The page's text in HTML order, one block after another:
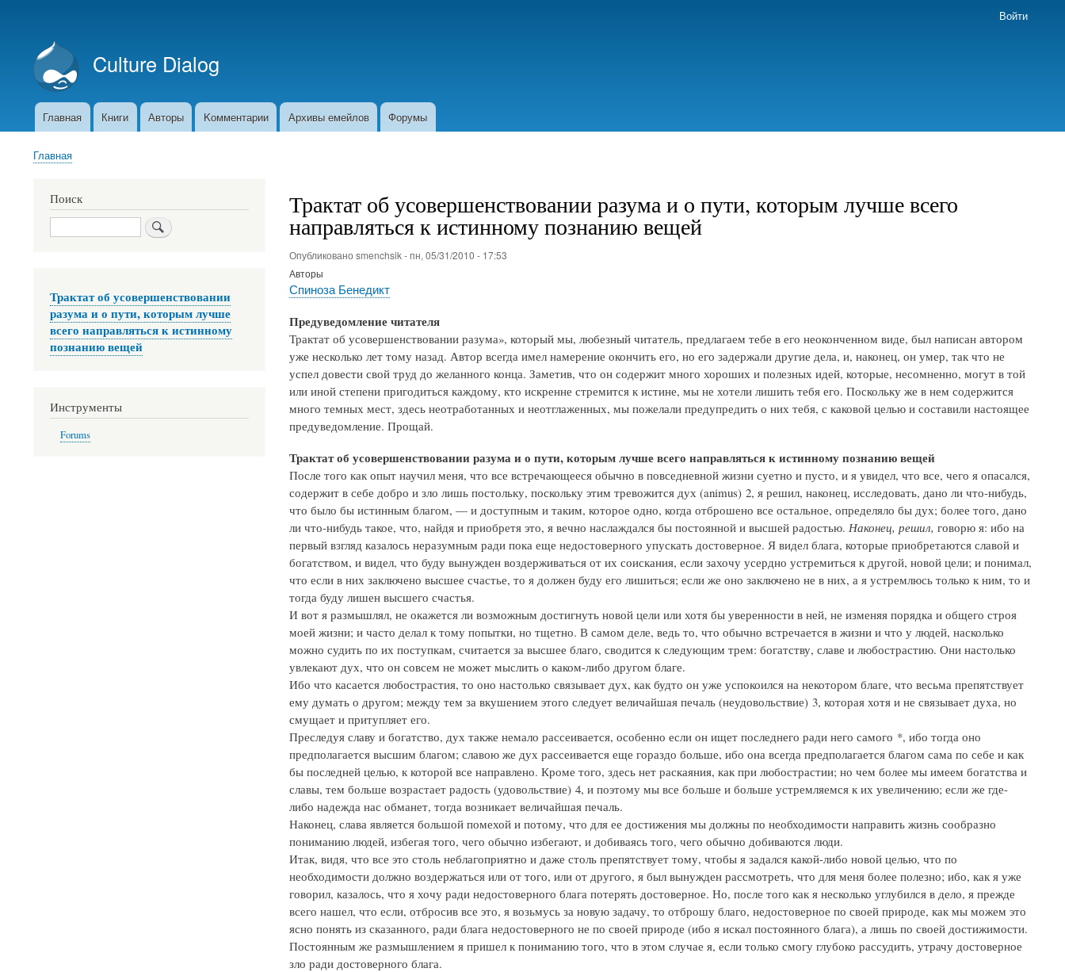
учётной
записи
пользователя
Войти
Culture Dialog
Основная
Главная Книги Авторы Kомментарии Архивы емейлов Форумы
Строка
Главная
Трактат об усовершенствовании разума и о пути, которым лучше всего
направляться к истинному познанию вещей
Опубликовано smenchsik-пн, 05/31/2010 - 17:53
Авторы
Спиноза Бенедикт
Предуведомление читателя
Трактат об усовершенствовании разума», который мы, любезный читатель, предлагаем тебе в его неоконченном виде, был написан автором
уже несколько лет тому назад. Автор всегда имел намерение окончить его, но его задержали другие дела, и, наконец, он умер, так что не
успел довести свой труд до желанного конца. Заметив, что он содержит много хороших и полезных идей, которые, несомненно, могут в той
или иной степени пригодиться каждому, кто искренне стремится к истине, мы не хотели лишить тебя его. Поскольку же в нем содержится
много темных мест, здесь неотработанных и неотглаженных, мы пожелали предупредить о них тебя, с каковой целью и составили настоящее
предуведомление. Прощай.
Трактат об усовершенствовании разума и о пути, которым лучше всего направляться к истинному познанию вещей
После того как опыт научил меня, что все встречающееся обычно в повседневной жизни суетно и пусто, и я увидел, что все, чего я опасался,
содержит в себе добро и зло лишь постольку, поскольку этим тревожится дух (animus) 2, я решил, наконец, исследовать, дано ли что-нибудь,
что было бы истинным благом, — и доступным и таким, которое одно, когда отброшено все остальное, определяло бы дух; более того, дано
ли что-нибудь такое, что, найдя и приобретя это, я вечно наслаждался бы постоянной и высшей радостью. Наконец, решил, говорю я: ибо на
первый взгляд казалось неразумным ради пока еще недостоверного упускать достоверное. Я видел блага, которые приобретаются славой и
богатством, и видел, что буду вынужден воздерживаться от их соискания, если захочу усердно устремиться к другой, новой цели; и понимал,
что если в них заключено высшее счастье, то я должен буду его лишиться; если же оно заключено не в них, а я устремлюсь только к ним, то и
тогда буду лишен высшего счастья.
И вот я размышлял, не окажется ли возможным достигнуть новой цели или хотя бы уверенности в ней, не изменяя порядка и общего строя
моей жизни; и часто делал к тому попытки, но тщетно. В самом деле, ведь то, что обычно встречается в жизни и что у людей, насколько
можно судить по их поступкам, считается за высшее благо, сводится к следующим трем: богатству, славе и любострастию. Они настолько
увлекают дух, что он совсем не может мыслить о каком-либо другом благе.
Ибо что касается любострастия, то оно настолько связывает дух, как будто он уже успокоился на некотором благе, что весьма препятствует
ему думать о другом; между тем за вкушением этого следует величайшая печаль (неудовольствие) 3, которая хотя и не связывает духа, но
смущает и притупляет его.
Преследуя славу и богатство, дух также немало рассеивается, особенно если он ищет последнего ради него самого *, ибо тогда оно
предполагается высшим благом; славою же дух рассеивается еще гораздо больше, ибо она всегда предполагается благом сама по себе и как
бы последней целью, к которой все направлено. Кроме того, здесь нет раскаяния, как при любострастии; но чем более мы имеем богатства и
славы, тем больше возрастает радость (удовольствие) 4, и поэтому мы все больше и больше устремляемся к их увеличению; если же где-
либо надежда нас обманет, тогда возникает величайшая печаль.
Наконец, слава является большой помехой и потому, что для ее достижения мы должны по необходимости направить жизнь сообразно
пониманию людей, избегая того, чего обычно избегают, и добиваясь того, чего обычно добиваются люди.
Итак, видя, что все это столь неблагоприятно и даже столь препятствует тому, чтобы я задался какой-либо новой целью, что по
необходимости должно воздержаться или от того, или от другого, я был вынужден рассмотреть, что для меня более полезно; ибо, как я уже
говорил, казалось, что я хочу ради недостоверного блага потерять достоверное. Но, после того как я несколько углубился в дело, я прежде
всего нашел, что если, отбросив все это, я возьмусь за новую задачу, то отброшу благо, недостоверное по своей природе, как мы можем это
ясно понять из сказанного, ради блага недостоверного не по своей природе (ибо я искал постоянного блага), а лишь по своей достижимости.
Постоянным же размышлением я пришел к пониманию того, что в этом случае я, если только смогу глубоко рассудить, утрачу достоверное
зло ради достоверного блага.
Поиск
Поиск
Трактат об усовершенствовании
разума и о пути, которым лучше
всего направляться к истинному
познанию вещей
Инструменты
Forums